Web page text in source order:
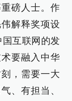
磅人士。作
解释奖项设
互联网的发
要融入中华
，需要一大
、有担当、